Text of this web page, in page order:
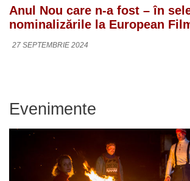
Anul Nou care n-a fost – în
nominalizările la European
27 SEPTEMBRIE 2024
Evenimente